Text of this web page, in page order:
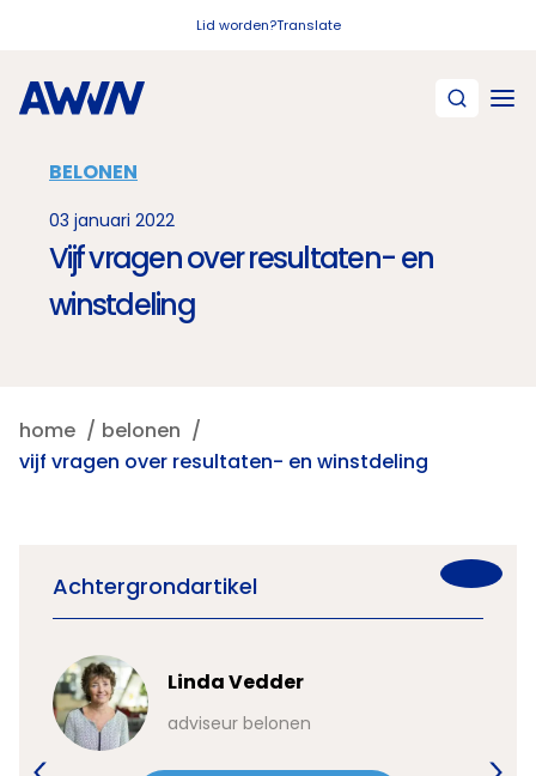
Lid worden?Translate
BELONEN
03 januari 2022
Vijf vragen over resultaten- en
winstdeling
home
belonen
vijf vragen over resultaten- en winstdeling
Achtergrondartikel
Linda Vedder
adviseur belonen